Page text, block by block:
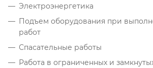
Электроэнергетика
Подъем оборудования при
работ
Спасательные работы
Работа в ограниченных и